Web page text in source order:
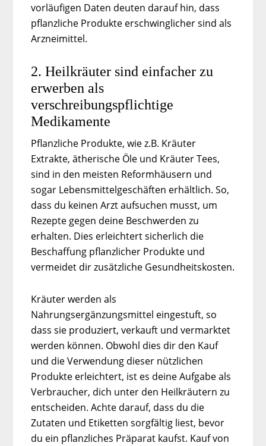
vorläufigen Daten deuten darauf hin, dass
pflanzliche Produkte erschwinglicher sind als
Arzneimittel.
2. Heilkräuter sind einfacher zu
erwerben als
verschreibungspflichtige
Medikamente
Pflanzliche Produkte, wie z.B. Kräuter
Extrakte, ätherische Öle und Kräuter Tees,
sind in den meisten Reformhäusern und
sogar Lebensmittelgeschäften erhältlich. So,
dass du keinen Arzt aufsuchen musst, um
Rezepte gegen deine Beschwerden zu
erhalten. Dies erleichtert sicherlich die
Beschaffung pflanzlicher Produkte und
vermeidet dir zusätzliche Gesundheitskosten.
Kräuter werden als
Nahrungsergänzungsmittel eingestuft, so
dass sie produziert, verkauft und vermarktet
werden können. Obwohl dies dir den Kauf
und die Verwendung dieser nützlichen
Produkte erleichtert, ist es deine Aufgabe als
Verbraucher, dich unter den Heilkräutern zu
entscheiden. Achte darauf, dass du die
Zutaten und Etiketten sorgfältig liest, bevor
du ein pflanzliches Präparat kaufst. Kauf von